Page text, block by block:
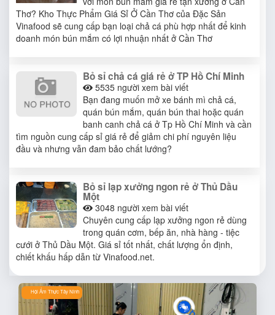
Thơ? Kho Thực Phẩm Giá Sỉ Ở Cần Thơ của Đặc Sản
Vinafood sẽ cung cấp bạn loại chả cá phù hợp nhất để kinh
doanh món bún mắm có lợi nhuận nhất ở Cần Thơ
Bỏ sỉ chả cá giá rẻ ở TP Hồ Chí Minh
5535 người xem bài viết
Bạn đang muốn mở xe bánh mì chả cá,
quán bún mắm, quán bún thai hoặc quán
banh canh chả cá ở Tp Hồ Chí Minh và cần
tìm nguồn cung cấp sỉ giá rẻ để giảm chi phí nguyên liệu
đầu và nhưng vẫn đam bảo chất lướng?
Bỏ sỉ lạp xưởng ngon rẻ ở Thủ Dầu
Một
3048 người xem bài viết
Chuyên cung cấp lạp xưởng ngon rẻ dùng
trong quán cơm, bếp ăn, nhà hàng - tiệc
cưới ở Thủ Dầu Một. Giá sỉ tốt nhất, chất lượng ổn định,
chiết khấu hấp dẫn từ Vinafood.net.
Hội Ẩm Thực Tây Ninh